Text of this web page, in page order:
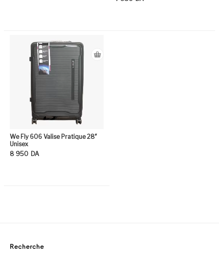
We Fly 606 Valise Pratique 28″
Unisex
8 950 DA
Recherche